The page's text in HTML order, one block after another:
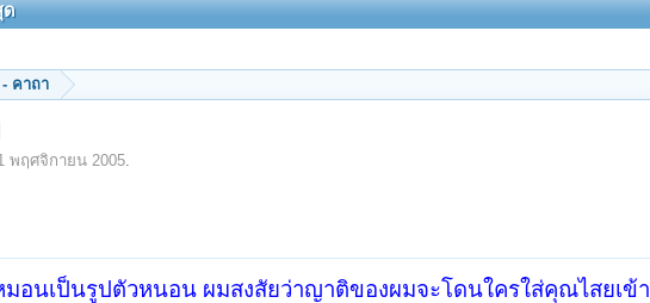
บทสวดมนต์ - คาถา
พฤศจิกายน 2005.
อนเป็นรูปตัวหนอน ผมสงสัยว่าญาติของผมจะโดนใครใส่คุณไสยเข้
ด